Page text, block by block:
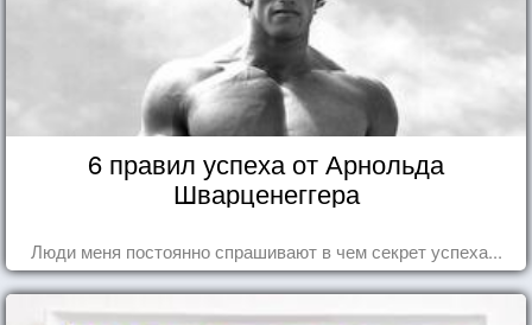
6 правил успеха от Арнольда
Шварценеггера
Люди меня постоянно спрашивают в чем секрет успеха...